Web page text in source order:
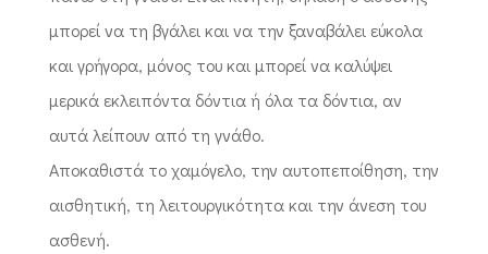
μπορεί να τη βγάλει και να την ξαναβάλει εύκολα
και γρήγορα, μόνος του και μπορεί να καλύψει
μερικά εκλειπόντα δόντια ή όλα τα δόντια, αν
αυτά λείπουν από τη γνάθο.
Αποκαθιστά το χαμόγελο, την αυτοπεποίθηση, την
αισθητική, τη λειτουργικότητα και την άνεση του
ασθενή.